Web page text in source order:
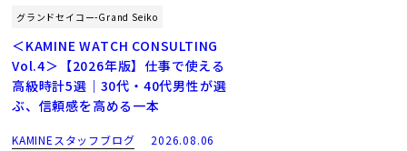
グランドセイコー-Grand Seiko
＜KAMINE WATCH CONSULTING
Vol.4＞【2026年版】仕事で使える
高級時計5選｜30代・40代男性が選
ぶ、信頼感を高める一本
KAMINEスタッフブログ 2026.08.06